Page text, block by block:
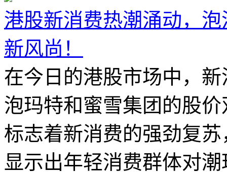
港股新消费热潮涌动，
新风尚！
在今日的港股市场中，
泡玛特和蜜雪集团的股
标志着新消费的强劲复
显示出年轻消费群体对